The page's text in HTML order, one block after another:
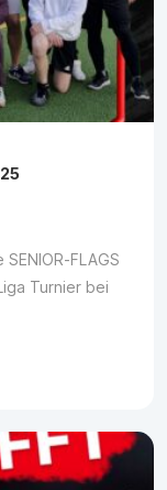
FLAGS
Turnier bei